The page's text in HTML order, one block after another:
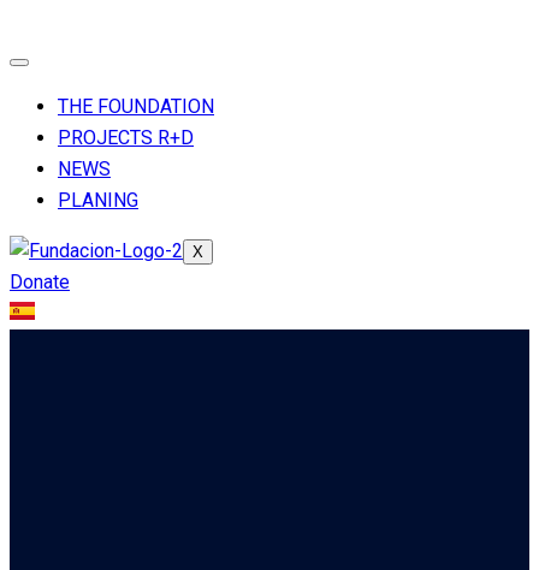
THE FOUNDATION
PROJECTS R+D
NEWS
PLANING
X
Donate